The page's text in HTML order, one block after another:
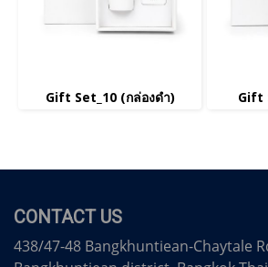
Gift Set_10 (กล่องดำ) Gift
CONTACT US
438/47-48 Bangkhuntiean-Chaytale